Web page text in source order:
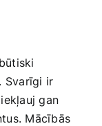
⁤Svarīgi ir​
gan
Mācībās‌